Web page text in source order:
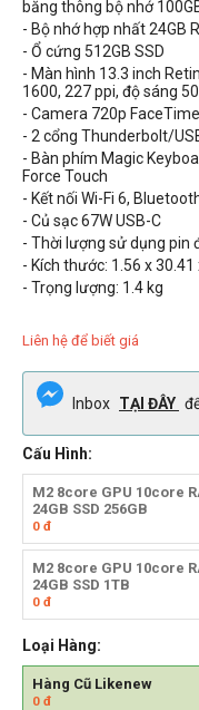
băng thông bộ nhớ
- Bộ nhớ hợp nhất 24GB
- Ổ cứng 512GB SSD
- Màn hình 13.3 inch
1600, 227 ppi, độ sáng
- Camera 720p
- 2 cổng Thunderbolt/
- Bàn phím Magic
Force Touch
- Kết nối Wi-Fi 6,
- Củ sạc 67W USB-C
- Thời lượng sử dụng pin
- Kích thước: 1.56 x 30.41
- Trọng lượng: 1.4 kg
Liên hệ để biết giá
Inbox TẠI ĐÂY
Cấu Hình:
M2 8core GPU 10core
24GB SSD 256GB
0 đ
M2 8core GPU 10core
24GB SSD 1TB
0 đ
Loại Hàng:
Hàng Cũ Likenew
0 đ